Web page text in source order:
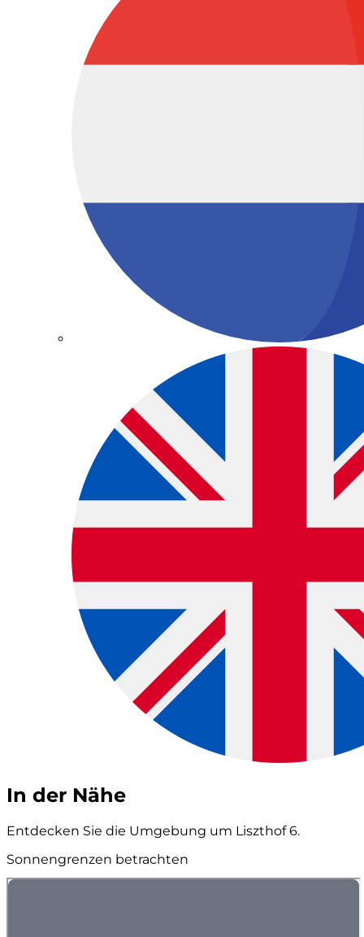
In der Nähe
Entdecken Sie die Umgebung um Liszthof 6.
Sonnengrenzen betrachten